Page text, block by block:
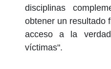
disciplinas
obtener un resultado
acceso a la
víctimas".